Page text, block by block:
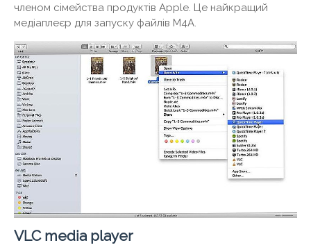
членом сімейства продуктів Apple. Це найкращий
медіаплеєр для запуску файлів M4A.
VLC media player